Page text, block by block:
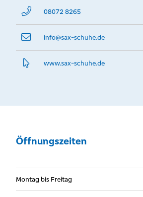
08072 8265
info@­sax-schuhe.de
www.­sax-schuhe.­de
Öffnungszeiten
Montag bis Freitag